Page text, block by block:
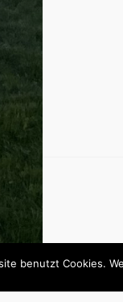
benutzt Cookies.